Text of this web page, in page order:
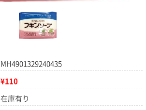
MH4901329240435
¥110
在庫有り